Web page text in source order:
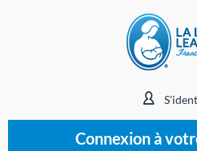
Connexion à